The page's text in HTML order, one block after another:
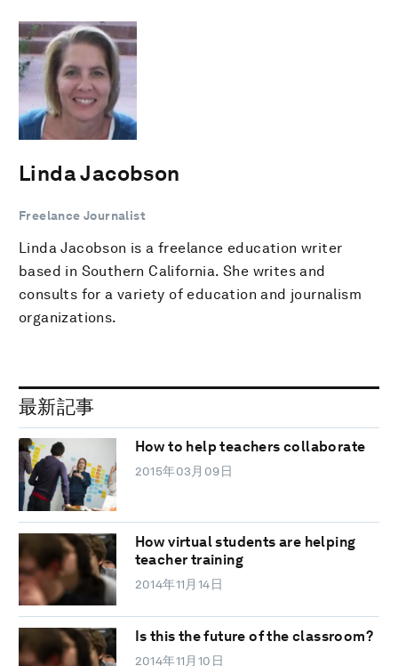
Linda Jacobson
Freelance Journalist
Linda Jacobson is a freelance education writer
based in Southern California. She writes and
consults for a variety of education and journalism
organizations.
最新記事
How to help teachers collaborate
2015年03月09日
How virtual students are helping
teacher training
2014年11月14日
Is this the future of the classroom?
2014年11月10日